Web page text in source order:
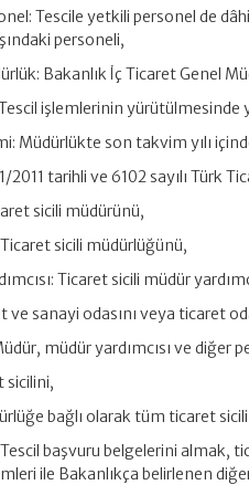
Tescile yetkili personel de
personeli,
Bakanlık İç Ticaret Genel
işlemlerinin yürütülmesinde
Müdürlükte son takvim yılı
2011 tarihli ve 6102 sayılı Türk
sicili müdürünü,
sicili müdürlüğünü,
Ticaret sicili müdür
ve sanayi odasını veya ticaret
müdür yardımcısı ve diğer
sicilini,
bağlı olarak tüm ticaret
başvuru belgelerini almak,
ile Bakanlıkça belirlenen